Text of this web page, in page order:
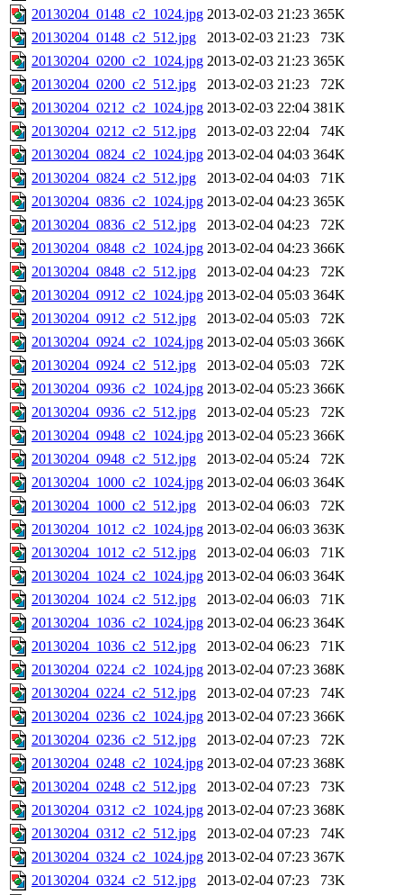
20130204_0148_c2_1024.jpg 2013-02-03 21:23 365K
20130204_0148_c2_512.jpg
2013-02-03 21:23
73K
20130204_0200_c2_1024.jpg 2013-02-03 21:23 365K
20130204_0200_c2_512.jpg
2013-02-03 21:23
72K
20130204_0212_c2_1024.jpg 2013-02-03 22:04 381K
20130204_0212_c2_512.jpg
2013-02-03 22:04
74K
20130204_0824_c2_1024.jpg 2013-02-04 04:03 364K
20130204_0824_c2_512.jpg
2013-02-04 04:03
71K
20130204_0836_c2_1024.jpg 2013-02-04 04:23 365K
20130204_0836_c2_512.jpg
2013-02-04 04:23
72K
20130204_0848_c2_1024.jpg 2013-02-04 04:23 366K
20130204_0848_c2_512.jpg
2013-02-04 04:23
72K
20130204_0912_c2_1024.jpg 2013-02-04 05:03 364K
20130204_0912_c2_512.jpg
2013-02-04 05:03
72K
20130204_0924_c2_1024.jpg 2013-02-04 05:03 366K
20130204_0924_c2_512.jpg
2013-02-04 05:03
72K
20130204_0936_c2_1024.jpg 2013-02-04 05:23 366K
20130204_0936_c2_512.jpg
2013-02-04 05:23
72K
20130204_0948_c2_1024.jpg 2013-02-04 05:23 366K
20130204_0948_c2_512.jpg
2013-02-04 05:24
72K
20130204_1000_c2_1024.jpg 2013-02-04 06:03 364K
20130204_1000_c2_512.jpg
2013-02-04 06:03
72K
20130204_1012_c2_1024.jpg 2013-02-04 06:03 363K
20130204_1012_c2_512.jpg
2013-02-04 06:03
71K
20130204_1024_c2_1024.jpg 2013-02-04 06:03 364K
20130204_1024_c2_512.jpg
2013-02-04 06:03
71K
20130204_1036_c2_1024.jpg 2013-02-04 06:23 364K
20130204_1036_c2_512.jpg
2013-02-04 06:23
71K
20130204_0224_c2_1024.jpg 2013-02-04 07:23 368K
20130204_0224_c2_512.jpg
2013-02-04 07:23
74K
20130204_0236_c2_1024.jpg 2013-02-04 07:23 366K
20130204_0236_c2_512.jpg
2013-02-04 07:23
72K
20130204_0248_c2_1024.jpg 2013-02-04 07:23 368K
20130204_0248_c2_512.jpg
2013-02-04 07:23
73K
20130204_0312_c2_1024.jpg 2013-02-04 07:23 368K
20130204_0312_c2_512.jpg
2013-02-04 07:23
74K
20130204_0324_c2_1024.jpg 2013-02-04 07:23 367K
20130204_0324_c2_512.jpg
2013-02-04 07:23
73K